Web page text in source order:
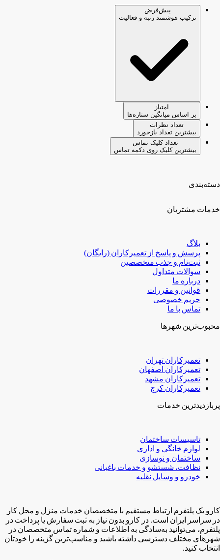
پیش‌فرض
ترکیب هوشمند رتبه و فعالیت
امتیاز
بر اساس میانگین ستاره‌ها
تعداد نظرات
بیشترین تعداد بازخورد
تعداد کلیک تماس
بیشترین کلیک روی دکمه تماس
دسته‌بندی
خدمات مشتریان
بلاگ
پرسش و پاسخ از تعمیرکاران (رایگان)
ثبت‌نام و جذب متخصصین
سوالات متداول
درباره ما
قوانین و مقررات
حریم خصوصی
تماس با ما
محبوب‌ترین شهر‌ها
تعمیرکاران تهران
تعمیرکاران اصفهان
تعمیرکاران مشهد
تعمیرکاران کرج
پربازدیدترین خدمات
تاسیسات ساختمان
لوازم خانگی و اداری
ساختمان و نوسازی
نظافت، شستشو و خدمات باغبانی
خودرو و وسایل نقلیه
کارو یک پلتفرم ارتباط مستقیم با متخصصان خدمات منزل و محل کار
در سراسر ایران است. در کارو بدون نیاز به ثبت سفارش یا پرداخت در
پلتفرم، می‌توانید به‌سادگی به اطلاعات و شماره تماس متخصصان در